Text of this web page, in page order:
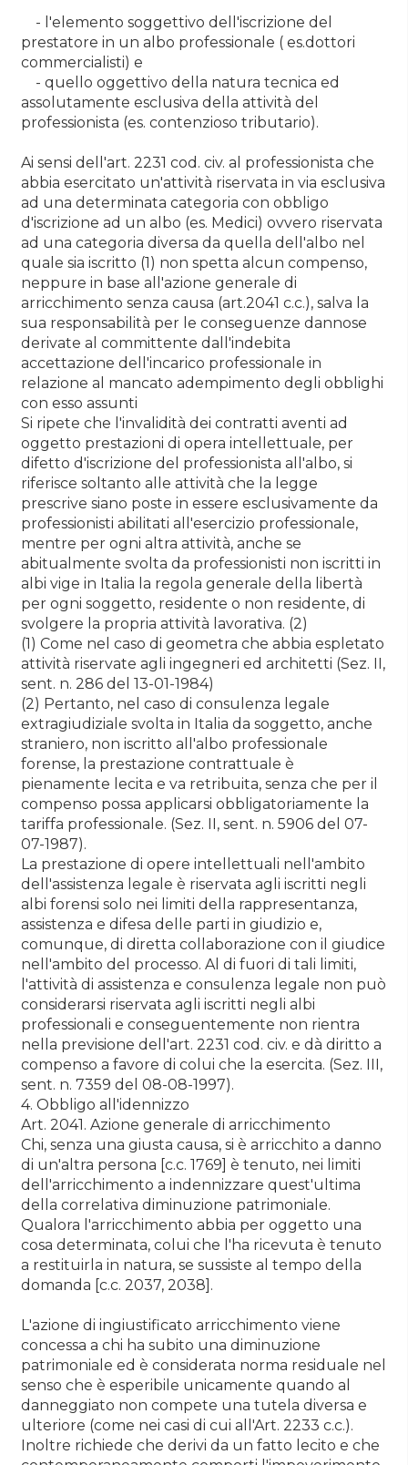
- l'elemento soggettivo dell'iscrizione del
prestatore in un albo professionale ( es.dottori
commercialisti) e
- quello oggettivo della natura tecnica ed
assolutamente esclusiva della attività del
professionista (es. contenzioso tributario).
Ai sensi dell'art. 2231 cod. civ. al professionista che
abbia esercitato un'attività riservata in via esclusiva
ad una determinata categoria con obbligo
d'iscrizione ad un albo (es. Medici) ovvero riservata
ad una categoria diversa da quella dell'albo nel
quale sia iscritto (1) non spetta alcun compenso,
neppure in base all'azione generale di
arricchimento senza causa (art.2041 c.c.), salva la
sua responsabilità per le conseguenze dannose
derivate al committente dall'indebita
accettazione dell'incarico professionale in
relazione al mancato adempimento degli obblighi
con esso assunti
Si ripete che l'invalidità dei contratti aventi ad
oggetto prestazioni di opera intellettuale, per
difetto d'iscrizione del professionista all'albo, si
riferisce soltanto alle attività che la legge
prescrive siano poste in essere esclusivamente da
professionisti abilitati all'esercizio professionale,
mentre per ogni altra attività, anche se
abitualmente svolta da professionisti non iscritti in
albi vige in Italia la regola generale della libertà
per ogni soggetto, residente o non residente, di
svolgere la propria attività lavorativa. (2)
(1) Come nel caso di geometra che abbia espletato
attività riservate agli ingegneri ed architetti (Sez. II,
sent. n. 286 del 13-01-1984)
(2) Pertanto, nel caso di consulenza legale
extragiudiziale svolta in Italia da soggetto, anche
straniero, non iscritto all'albo professionale
forense, la prestazione contrattuale è
pienamente lecita e va retribuita, senza che per il
compenso possa applicarsi obbligatoriamente la
tariffa professionale. (Sez. II, sent. n. 5906 del 07-
07-1987).
La prestazione di opere intellettuali nell'ambito
dell'assistenza legale è riservata agli iscritti negli
albi forensi solo nei limiti della rappresentanza,
assistenza e difesa delle parti in giudizio e,
comunque, di diretta collaborazione con il giudice
nell'ambito del processo. Al di fuori di tali limiti,
l'attività di assistenza e consulenza legale non può
considerarsi riservata agli iscritti negli albi
professionali e conseguentemente non rientra
nella previsione dell'art. 2231 cod. civ. e dà diritto a
compenso a favore di colui che la esercita. (Sez. III,
sent. n. 7359 del 08-08-1997).
4. Obbligo all'idennizzo
Art. 2041. Azione generale di arricchimento
Chi, senza una giusta causa, si è arricchito a danno
di un'altra persona [c.c. 1769] è tenuto, nei limiti
dell'arricchimento a indennizzare quest'ultima
della correlativa diminuzione patrimoniale.
Qualora l'arricchimento abbia per oggetto una
cosa determinata, colui che l'ha ricevuta è tenuto
a restituirla in natura, se sussiste al tempo della
domanda [c.c. 2037, 2038].
L'azione di ingiustificato arricchimento viene
concessa a chi ha subito una diminuzione
patrimoniale ed è considerata norma residuale nel
senso che è esperibile unicamente quando al
danneggiato non compete una tutela diversa e
ulteriore (come nei casi di cui all'Art. 2233 c.c.).
Inoltre richiede che derivi da un fatto lecito e che